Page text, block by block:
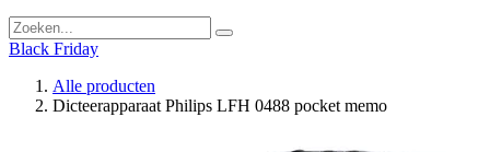
Black Friday
Alle producten
Dicteerapparaat Philips LFH 0488 pocket memo